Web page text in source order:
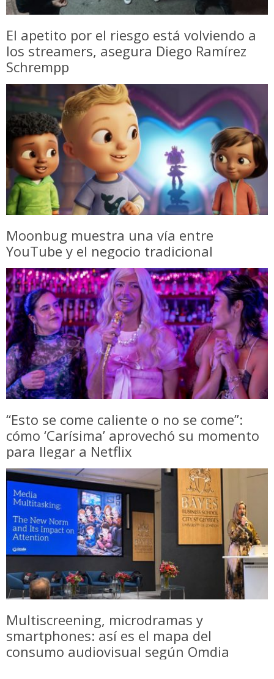
El apetito por el riesgo está volviendo a
los streamers, asegura Diego Ramírez
Schrempp
Moonbug muestra una vía entre
YouTube y el negocio tradicional
“Esto se come caliente o no se come”:
cómo ‘Carísima’ aprovechó su momento
para llegar a Netflix
Multiscreening, microdramas y
smartphones: así es el mapa del
consumo audiovisual según Omdia